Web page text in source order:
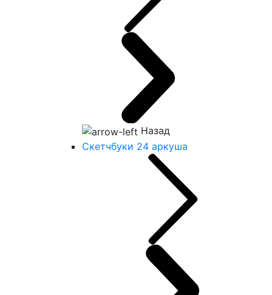
Назад
Скетчбуки 24 аркуша